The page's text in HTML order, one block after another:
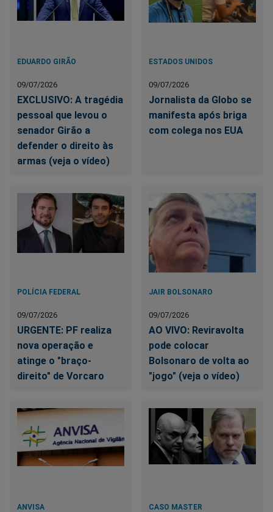
EDUARDO GIRÃO
09/07/2026
EXCLUSIVO: A tragédia
pessoal que levou o
senador Girão a
defender o direito às
armas (veja o vídeo)
ESTADOS UNIDOS
09/07/2026
Jornalista da Globo se
manifesta após briga
com colega nos EUA
POLÍCIA FEDERAL
09/07/2026
URGENTE: PF realiza
nova operação e
atinge o "braço-
direito" de Vorcaro
JAIR BOLSONARO
09/07/2026
AO VIVO: Reviravolta
pode colocar
Bolsonaro de volta ao
"jogo" (veja o vídeo)
ANVISA CASO MASTER